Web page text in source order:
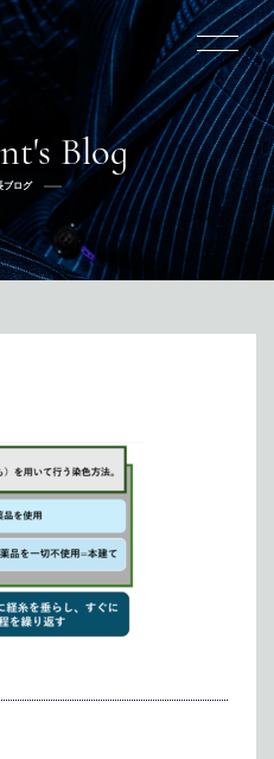
ついて
ヒストリー
方法
インタビュー
スタッフブログ
情報
概要
会社情報
EN
Blog
ブログ